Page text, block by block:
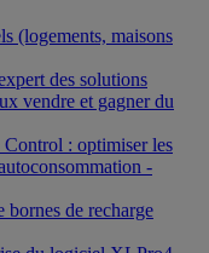
(logements, maisons
des solutions
vendre et gagner du
: optimiser les
-
de recharge